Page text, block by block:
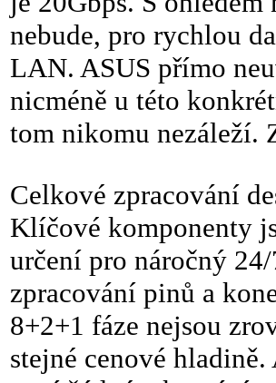
nebude, pro rychlou
LAN. ASUS přímo
nicméně u této
tom nikomu nezáleží.
Celkové zpracování
Klíčové komponenty
určení pro náročný
zpracování pinů a
8+2+1 fáze nejsou
stejné cenové